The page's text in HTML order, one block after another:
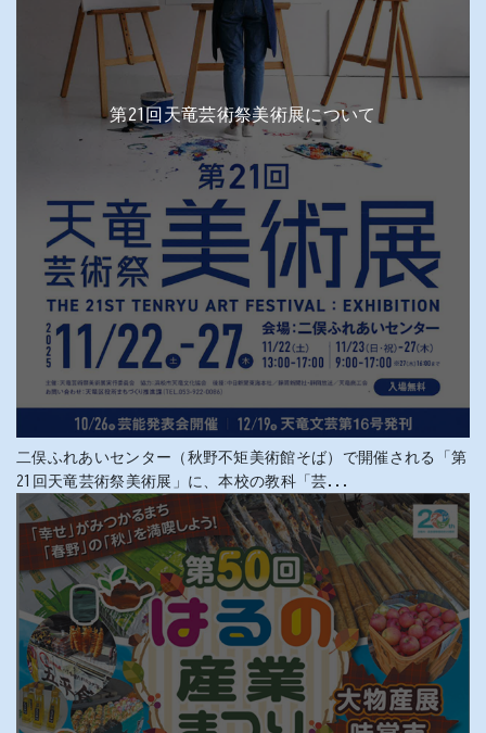
第21回天竜芸術祭美術展について
二俣ふれあいセンター（秋野不矩美術館そば）で開催される「第
21回天竜芸術祭美術展」に、本校の教科「芸...